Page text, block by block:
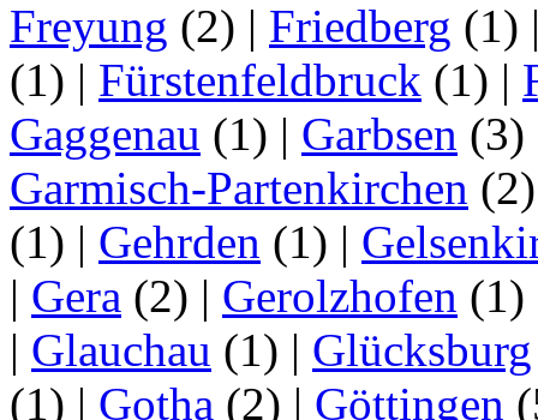
Freyung (2) | Friedberg (1)
(1) | Fürstenfeldbruck (1) |
Gaggenau (1) | Garbsen (3)
Garmisch-Partenkirchen
(1) | Gehrden (1) |
| Gera (2) | Gerolzhofen (1)
| Glauchau (1) | Glücksburg
(1) | Gotha (2) | Göttingen